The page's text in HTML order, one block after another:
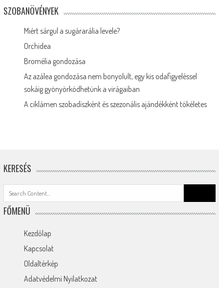
SZOBANÖVÉNYEK
Miért sárgul a sugárarália levele?
Orchidea
Bromélia gondozása
Az azálea gondozása nem bonyolult, egy kis odafigyeléssel
sokáig gyönyörködhetünk a virágaiban
A ciklámen szobadíszként és szezonális ajándékként tökéletes
KERESÉS
for:
FŐMENÜ
Kezdőlap
Kapcsolat
Oldaltérkép
Adatvédelmi Nyilatkozat